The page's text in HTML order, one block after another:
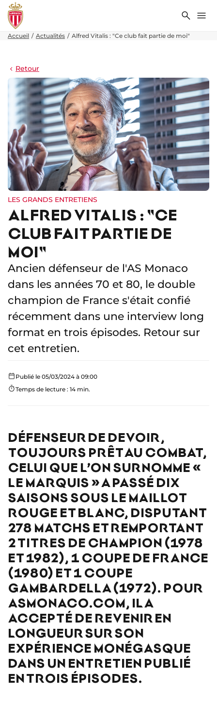
Accueil Actualités Alfred Vitalis : "Ce club fait partie de moi"
Retour
LES GRANDS ENTRETIENS
ALFRED VITALIS : "CE
CLUB FAIT PARTIE DE
MOI"
Ancien défenseur de l'AS Monaco
dans les années 70 et 80, le double
champion de France s'était confié
récemment dans une interview long
format en trois épisodes. Retour sur
cet entretien.
Publié le 05/03/2024 à 09:00
Temps de lecture : 14 min.
DÉFENSEUR DE DEVOIR,
TOUJOURS PRÊT AU COMBAT,
CELUI QUE L’ON SURNOMME «
LE MARQUIS » A PASSÉ DIX
SAISONS SOUS LE MAILLOT
ROUGE ET BLANC, DISPUTANT
278 MATCHS ET REMPORTANT
2 TITRES DE CHAMPION (1978
ET 1982), 1 COUPE DE FRANCE
(1980) ET 1 COUPE
GAMBARDELLA (1972). POUR
ASMONACO.COM, IL A
ACCEPTÉ DE REVENIR EN
LONGUEUR SUR SON
EXPÉRIENCE MONÉGASQUE
DANS UN ENTRETIEN PUBLIÉ
EN TROIS ÉPISODES.